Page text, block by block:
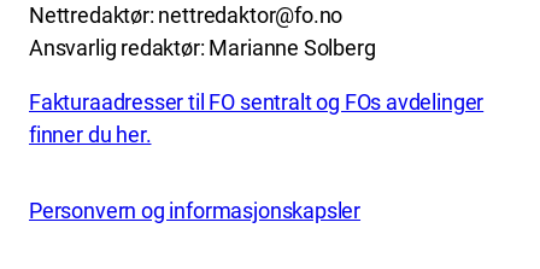
Nettredaktør: nettredaktor@fo.no
Ansvarlig redaktør: Marianne Solberg
Fakturaadresser til FO sentralt og FOs avdelinger
finner du her.
Personvern og informasjonskapsler